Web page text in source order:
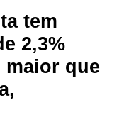
tem
2,3%
maior que